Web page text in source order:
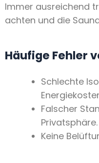
Immer ausreichend
achten und die
Häufige Fehler
Schlechte
Falscher
Privatsphäre.
Keine